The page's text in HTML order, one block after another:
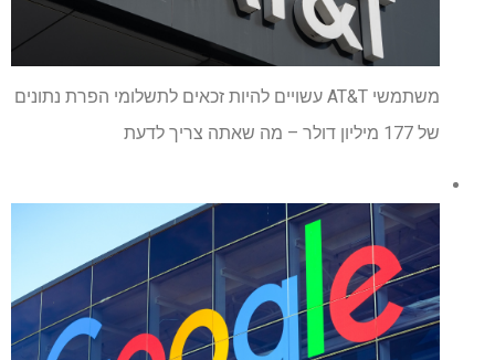
משתמשי AT&T עשויים להיות זכאים לתשלומי הפרת נתונים
של 177 מיליון דולר – מה שאתה צריך לדעת